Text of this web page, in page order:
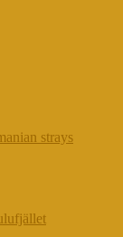
strays